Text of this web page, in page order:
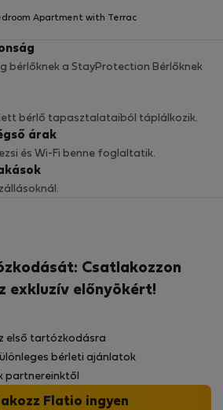
Apartment with Terrac
bérlőknek a StayProtection Bérlőknek
bérlő tapasztalataiból táplálkozik.
árak
és Wi-Fi benne foglaltatik.
Csatlakozzon
exkluzív előnyökért!
első tartózkodásra
bérleti ajánlatok
partnereinktől
Flatio ingyen